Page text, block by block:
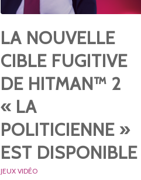
LA NOUVELLE
CIBLE FUGITIVE
DE HITMAN™ 2
« LA
POLITICIENNE »
EST DISPONIBLE
JEUX VIDÉO